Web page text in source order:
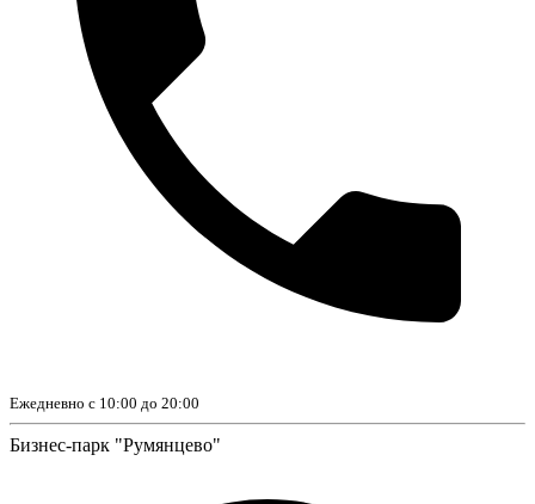
Ежедневно с 10:00 до 20:00
Бизнес-парк "Румянцево"